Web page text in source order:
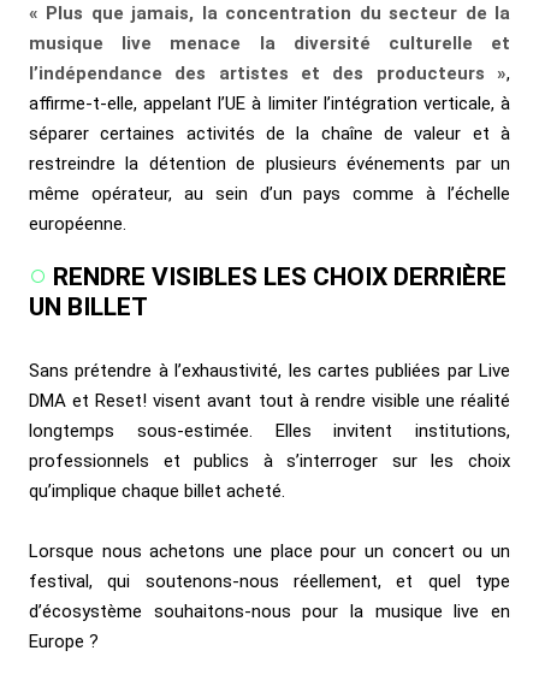
« Plus que jamais, la concentration du secteur de la
musique live menace la diversité culturelle et
l’indépendance des artistes et des producteurs »,
affirme-t-elle, appelant l’UE à limiter l’intégration verticale, à
séparer certaines activités de la chaîne de valeur et à
restreindre la détention de plusieurs événements par un
même opérateur, au sein d’un pays comme à l’échelle
européenne.
RENDRE VISIBLES LES CHOIX DERRIÈRE
UN BILLET
Sans prétendre à l’exhaustivité, les cartes publiées par Live
DMA et Reset! visent avant tout à rendre visible une réalité
longtemps sous-estimée. Elles invitent institutions,
professionnels et publics à s’interroger sur les choix
qu’implique chaque billet acheté.
Lorsque nous achetons une place pour un concert ou un
festival, qui soutenons-nous réellement, et quel type
d’écosystème souhaitons-nous pour la musique live en
Europe ?